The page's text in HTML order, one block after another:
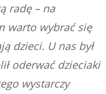
radę – na
warto wybrać się
dzieci. U nas był
oderwać dzieciaki
wystarczy